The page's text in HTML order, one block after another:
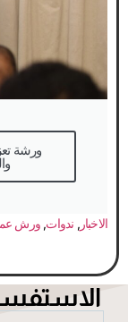
الاخبار, ندوات,ورش